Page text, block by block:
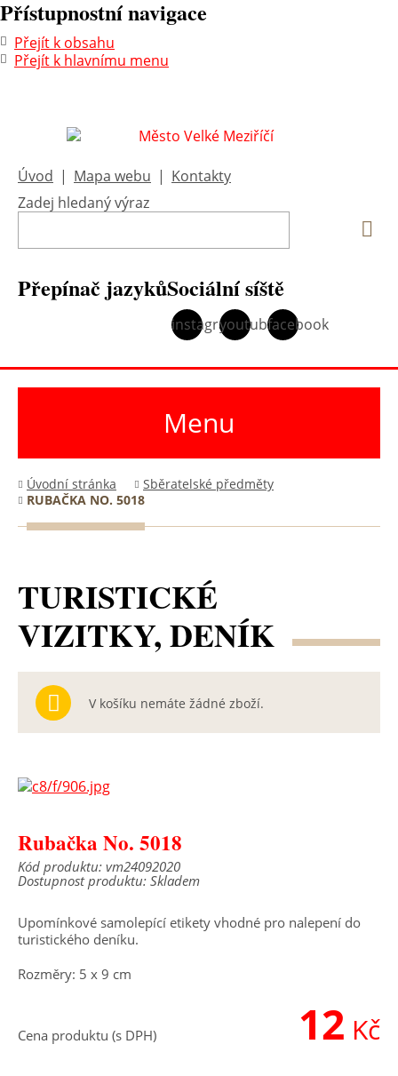
Přístupnostní navigace
Přejít k obsahu
Přejít k hlavnímu menu
Úvod | Mapa webu | Kontakty
Zadej hledaný výraz
Přepínač jazykůSociální síště
instagramyoutubefacebook
Menu
Úvodní stránka
Sběratelské předměty
RUBAČKA NO. 5018
TURISTICKÉ
VIZITKY, DENÍK
V košíku nemáte žádné zboží.
Rubačka No. 5018
Kód produktu: vm24092020
Dostupnost produktu: Skladem
Upomínkové samolepící etikety vhodné pro nalepení do
turistického deníku.
Rozměry: 5 x 9 cm
12 Kč
Cena produktu (s DPH)